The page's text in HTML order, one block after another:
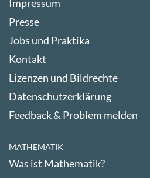
Impressum
Presse
Jobs und Praktika
Kontakt
Lizenzen und Bildrechte
Datenschutzerklärung
Feedback & Problem melden
MATHEMATIK
Was ist Mathematik?